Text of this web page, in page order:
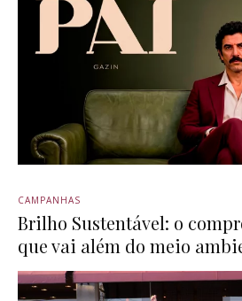
CAMPANHAS
Brilho Sustentável: o
que vai além do meio